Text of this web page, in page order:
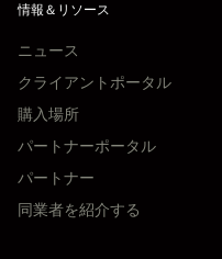
情報＆リソース
ニュース
クライアントポータル
購入場所
パートナーポータル
パートナー
同業者を紹介する